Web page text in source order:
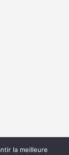
-
la meilleure